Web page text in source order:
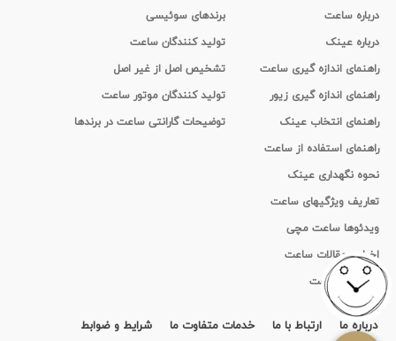
درباره ساعت
درباره عینک
راهنمای اندازه گیری ساعت
راهنمای اندازه گیری زیور
راهنمای انتخاب عینک
راهنمای استفاده از ساعت
نحوه نگهداری عینک
تعاریف ویژگیهای ساعت
ویدئوها ساعت مچی
اخبار و مقالات ساعت
تاریخچه ساعت
برندهای سوئیسی
تولید کنندگان ساعت
تشخیص اصل از غیر اصل
تولید کنندگان موتور ساعت
توضیحات گارانتی ساعت در برندها
درباره ما ارتباط با ما خدمات متفاوت ما شرایط و ضوابط